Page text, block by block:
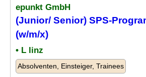
epunkt GmbH
(Junior/ Senior) SPS-
(w/m/x)
• L linz
Absolventen, Einsteiger, Trainees